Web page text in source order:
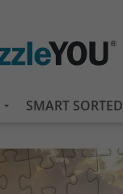
SMART SORTED